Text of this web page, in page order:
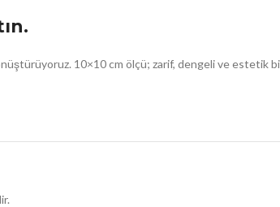
10×10 cm ölçü; zarif, dengeli ve